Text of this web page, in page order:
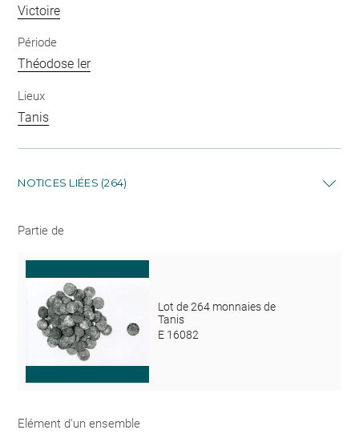
Victoire
Période
Théodose Ier
Lieux
Tanis
NOTICES LIÉES (264)
Partie de
Lot de 264 monnaies de
Tanis
E 16082
Elément d'un ensemble